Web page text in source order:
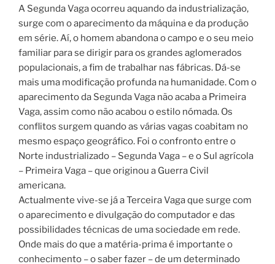
A Segunda Vaga ocorreu aquando da industrialização,
surge com o aparecimento da máquina e da produção
em série. Aí, o homem abandona o campo e o seu meio
familiar para se dirigir para os grandes aglomerados
populacionais, a fim de trabalhar nas fábricas. Dá-se
mais uma modificação profunda na humanidade. Com o
aparecimento da Segunda Vaga não acaba a Primeira
Vaga, assim como não acabou o estilo nómada. Os
conflitos surgem quando as várias vagas coabitam no
mesmo espaço geográfico. Foi o confronto entre o
Norte industrializado – Segunda Vaga – e o Sul agrícola
– Primeira Vaga – que originou a Guerra Civil
americana.
Actualmente vive-se já a Terceira Vaga que surge com
o aparecimento e divulgação do computador e das
possibilidades técnicas de uma sociedade em rede.
Onde mais do que a matéria-prima é importante o
conhecimento – o saber fazer – de um determinado